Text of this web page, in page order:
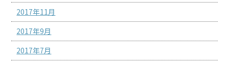
2017年11月
2017年9月
2017年7月